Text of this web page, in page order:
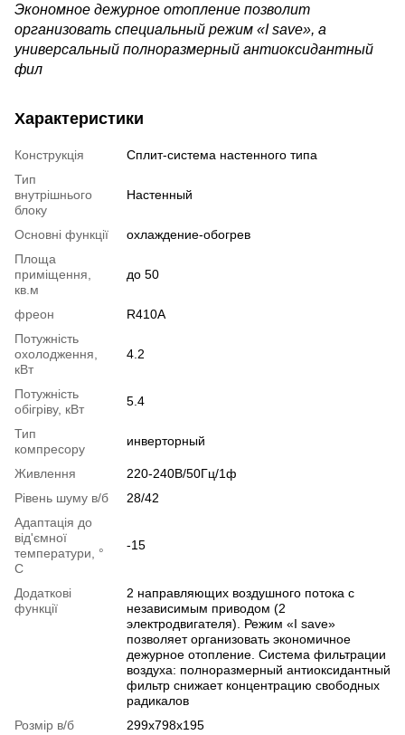
Экономное дежурное отопление позволит
организовать специальный режим «I save», а
универсальный полноразмерный антиоксидантный
фил
Характеристики
Конструкція
Cплит-система настенного типа
Тип
внутрішнього
блоку
Настенный
Основні функції
охлаждение-обогрев
Площа
приміщення,
кв.м
до 50
фреон
R410A
Потужність
охолодження,
кВт
4.2
Потужність
обігріву, кВт
5.4
Тип
компресору
инверторный
Живлення
220-240В/50Гц/1ф
Рівень шуму в/б
28/42
Адаптація до
від'ємної
температури, °
C
-15
Додаткові
функції
2 направляющих воздушного потока с
независимым приводом (2
электродвигателя). Режим «I save»
позволяет организовать экономичное
дежурное отопление. Система фильтрации
воздуха: полноразмерный антиоксидантный
фильтр снижает концентрацию свободных
радикалов
Розмір в/б
299х798х195